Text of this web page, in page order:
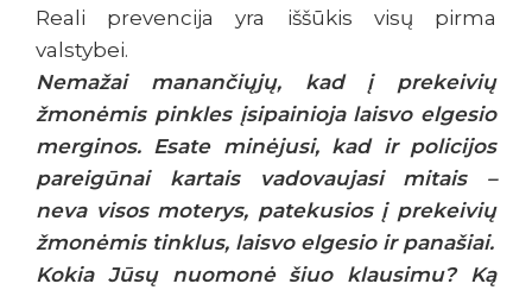
Reali prevencija yra iššūkis visų pirma
valstybei.
Nemažai manančiųjų, kad į prekeivių
žmonėmis pinkles įsipainioja laisvo elgesio
merginos. Esate minėjusi, kad ir policijos
pareigūnai kartais vadovaujasi mitais –
neva visos moterys, patekusios į prekeivių
žmonėmis tinklus, laisvo elgesio ir panašiai.
Kokia Jūsų nuomonė šiuo klausimu? Ką